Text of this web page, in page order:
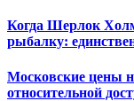
Когда Шерлок
рыбалку:
Московские цены
относительной